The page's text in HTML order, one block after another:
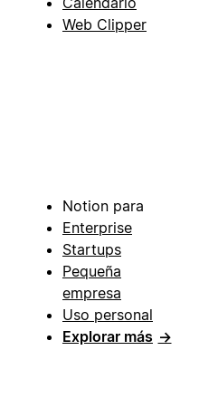
Web Clipper
Notion para
Enterprise
Startups
Pequeña
empresa
Uso personal
Explorar más →